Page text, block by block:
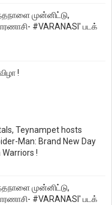
முன்னிட்டு,
#VARANASI' படக்
!
Teynampet hosts
Man: Brand New Day
!
முன்னிட்டு,
#VARANASI' படக்